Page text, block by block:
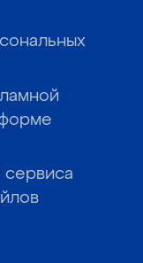
сервиса